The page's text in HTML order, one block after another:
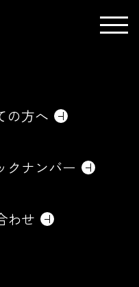
の方へ
クナンバー
わせ